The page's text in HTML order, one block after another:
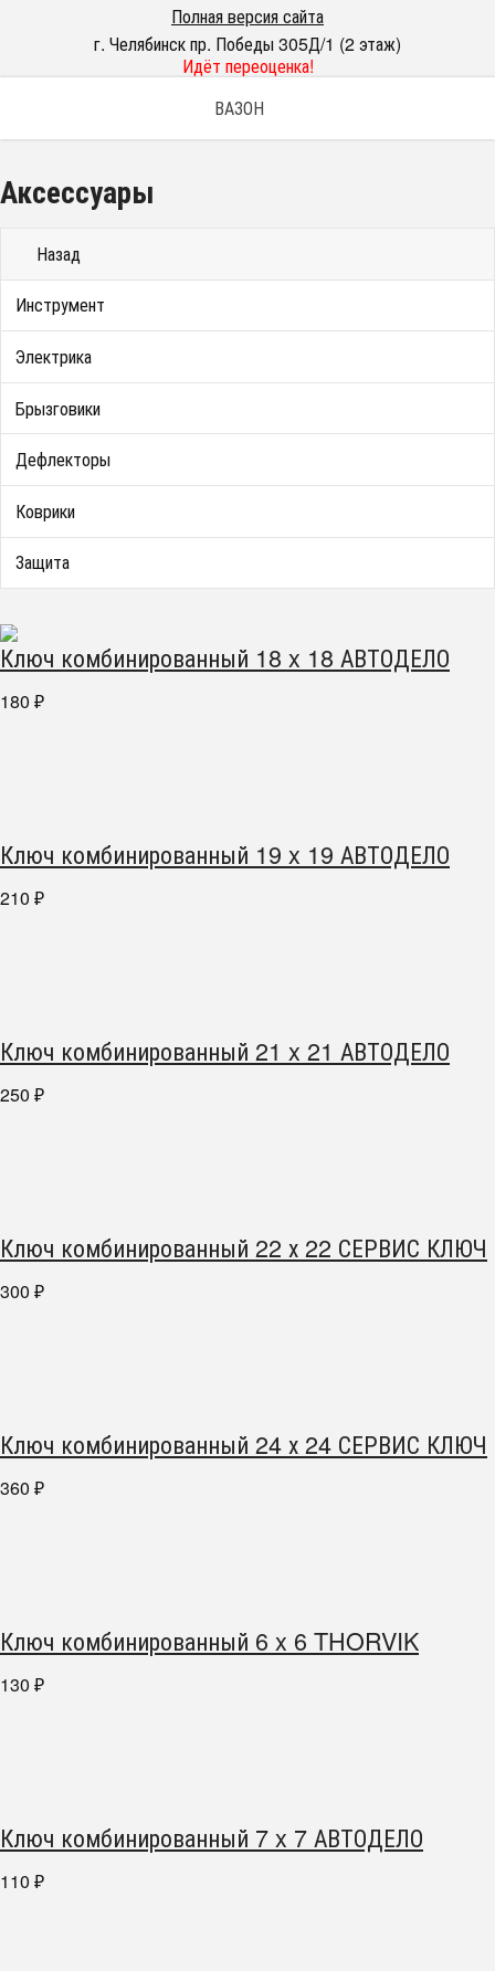
Полная версия сайта
г. Челябинск пр. Победы 305Д/1 (2 этаж)
Идёт переоценка!
ВАЗОН
Аксессуары
Назад
Инструмент
Электрика
Брызговики
Дефлекторы
Коврики
Защита
Ключ комбинированный 18 x 18 АВТОДЕЛО
180 ₽
Ключ комбинированный 19 x 19 АВТОДЕЛО
210 ₽
Ключ комбинированный 21 x 21 АВТОДЕЛО
250 ₽
Ключ комбинированный 22 х 22 СЕРВИС КЛЮЧ
300 ₽
Ключ комбинированный 24 х 24 СЕРВИС КЛЮЧ
360 ₽
Ключ комбинированный 6 x 6 THORVIK
130 ₽
Ключ комбинированный 7 x 7 АВТОДЕЛО
110 ₽